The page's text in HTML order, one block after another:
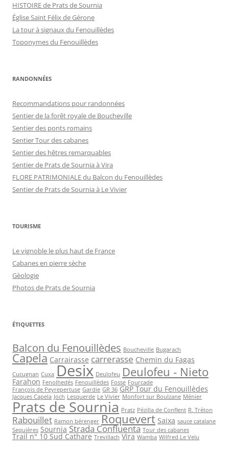
HISTOIRE de Prats de Sournia
Église Saint Félix de Gérone
La tour à signaux du Fenouillèdes
Toponymes du Fenouillèdes
RANDONNÉES
Recommandations pour randonnées
Sentier de la forêt royale de Boucheville
Sentier des ponts romains
Sentier Tour des cabanes
Sentier des hêtres remarquables
Sentier de Prats de Sournia à Vira
FLORE PATRIMONIALE du Balcon du Fenouillèdes
Sentier de Prats de Sournia à Le Vivier
TOURISME
Le vignoble le plus haut de France
Cabanes en pierre sèche
Gèologie
Photos de Prats de Sournia
ÉTIQUETTES
Balcon du Fenouillèdes Boucheville Bugarach
Capela Carrairasse carrerasse Chemin du Fagas
Cucugnan Cuxa Desix Deulofeu Deulofeu - Nieto
Farahon Fenolhedés Fenouillèdes Fosse Fourcade
François de Peyrepertuse Gardie GR 36 GRP Tour du Fenouillèdes
Jacques Capela Joch Lesquerde Le Vivier Monfort sur Boulzane Ménier
Prats de Sournia Pratz Pézilla de Conflent R. Tréton
Rabouillet Ramon bérenger Roquevert Saixa sauce catalane
Sequières Sournia Strada Confluenta Tour des cabanes
Trail n° 10 Sud Cathare Trevillach Vira Wamba Wilfred Le Velu